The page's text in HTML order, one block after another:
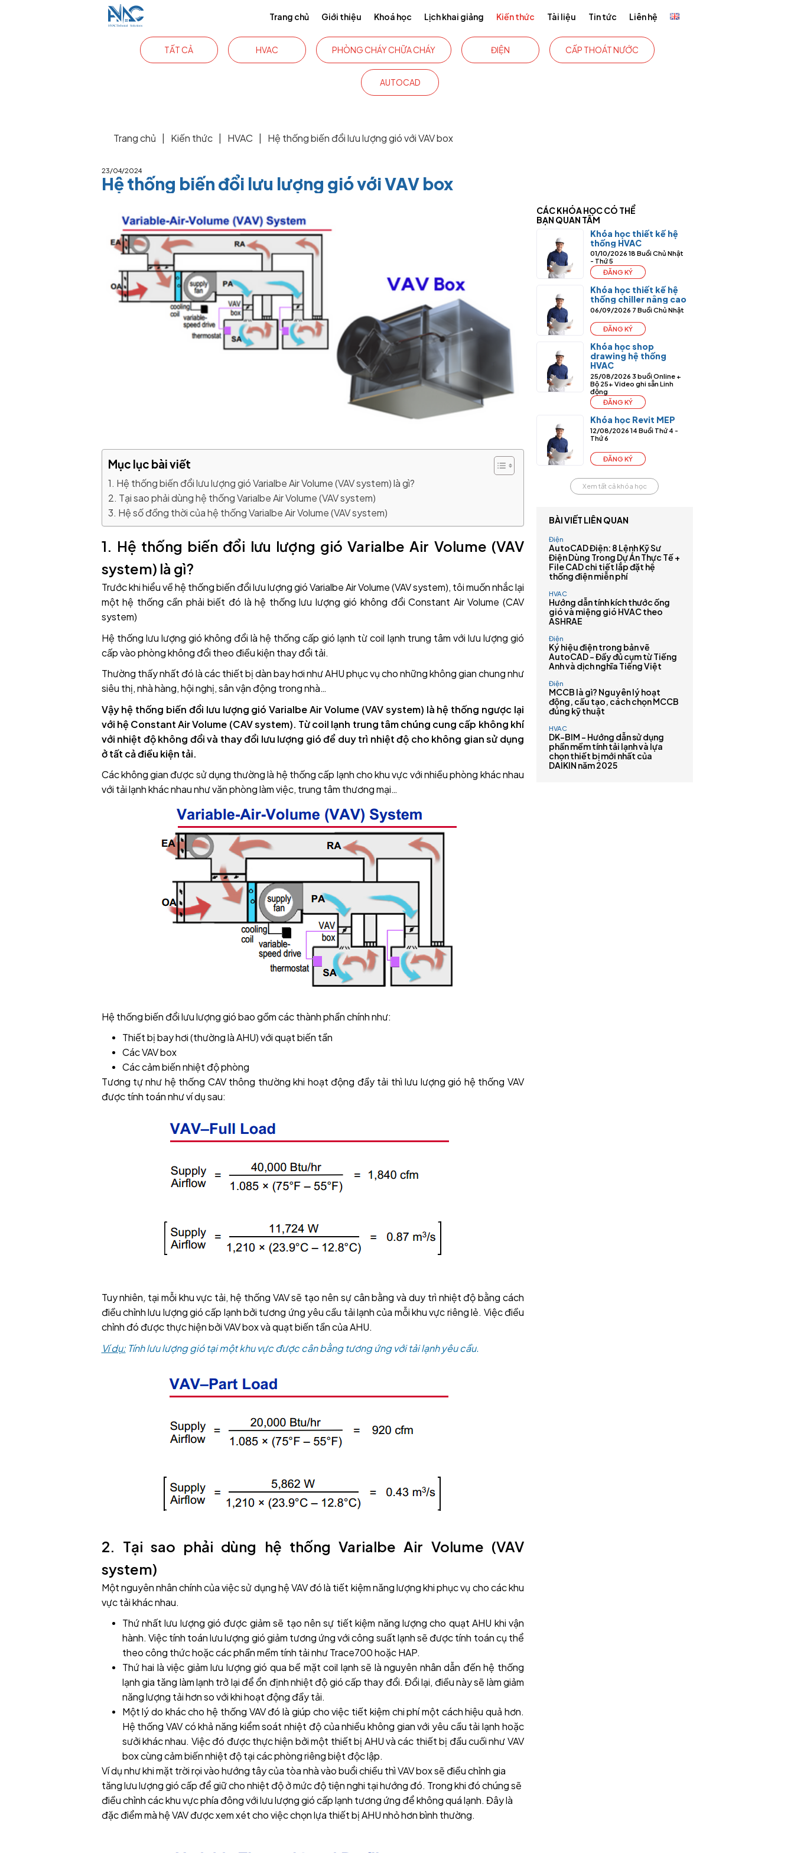
Trang chủ Giới thiệu Khoá học Lịch khai giảng Kiến thức Tài liệu Tin tức Liên hệ
TẤT CẢ HVAC PHÒNG CHÁY CHỮA CHÁY ĐIỆN CẤP THOÁT NƯỚC
AUTOCAD
Trang chủ | Kiến thức | HVAC | Hệ thống biến đổi lưu lượng gió với VAV box
23/04/2024
Hệ thống biến đổi lưu lượng gió với VAV box
Mục lục bài viết
1. Hệ thống biến đổi lưu lượng gió Varialbe Air Volume (VAV system) là gì?
2. Tại sao phải dùng hệ thống Varialbe Air Volume (VAV system)
3. Hệ số đồng thời của hệ thống Varialbe Air Volume (VAV system)
1. Hệ thống biến đổi lưu lượng gió Varialbe Air Volume (VAV
system) là gì?
Trước khi hiểu về hệ thống biến đổi lưu lượng gió Varialbe Air Volume (VAV system), tôi muốn nhắc lại
một hệ thống cần phải biết đó là hệ thống lưu lượng gió không đổi Constant Air Volume (CAV
system)
Hệ thống lưu lượng gió không đổi là hệ thống cấp gió lạnh từ coil lạnh trung tâm với lưu lượng gió
cấp vào phòng không đổi theo điều kiện thay đổi tải.
Thường thấy nhất đó là các thiết bị dàn bay hơi như AHU phục vụ cho những không gian chung như
siêu thị, nhà hàng, hội nghị, sân vận động trong nhà…
Vậy hệ thống biến đổi lưu lượng gió Varialbe Air Volume (VAV system) là hệ thống ngược lại
với hệ Constant Air Volume (CAV system). Từ coil lạnh trung tâm chúng cung cấp không khí
với nhiệt độ không đổi và thay đổi lưu lượng gió để duy trì nhiệt độ cho không gian sử dụng
ở tất cả điều kiện tải.
Các không gian được sử dụng thường là hệ thống cấp lạnh cho khu vực với nhiều phòng khác nhau
với tải lạnh khác nhau như văn phòng làm việc, trung tâm thương mại…
Hệ thống biến đổi lưu lượng gió bao gồm các thành phần chính như:
Thiết bị bay hơi (thường là AHU) với quạt biến tần
Các VAV box
Các cảm biến nhiệt độ phòng
Tương tự như hệ thống CAV thông thường khi hoạt động đầy tải thì lưu lượng gió hệ thống VAV
được tính toán như ví dụ sau:
Tuy nhiên, tại mỗi khu vực tải, hệ thống VAV sẽ tạo nên sự cân bằng và duy trì nhiệt độ bằng cách
điều chỉnh lưu lượng gió cấp lạnh bởi tương ứng yêu cầu tải lạnh của mỗi khu vực riêng lẻ. Việc điều
chỉnh đó được thực hiện bởi VAV box và quạt biến tần của AHU.
Ví dụ:Tính lưu lượng gió tại một khu vực được cân bằng tương ứng với tải lạnh yêu cầu.
2. Tại sao phải dùng hệ thống Varialbe Air Volume (VAV
system)
Một nguyên nhân chính của việc sử dụng hệ VAV đó là tiết kiệm năng lượng khi phục vụ cho các khu
vực tải khác nhau.
Thứ nhất lưu lượng gió được giảm sẽ tạo nên sự tiết kiệm năng lượng cho quạt AHU khi vận
hành. Việc tính toán lưu lượng gió giảm tương ứng với công suất lạnh sẽ được tính toán cụ thể
theo công thức hoặc các phần mềm tính tải như Trace700 hoặc HAP.
Thứ hai là việc giảm lưu lượng gió qua bề mặt coil lạnh sẽ là nguyên nhân dẫn đến hệ thống
lạnh gia tăng làm lạnh trở lại để ổn định nhiệt độ gió cấp thay đổi. Đổi lại, điều này sẽ làm giảm
năng lượng tải hơn so với khi hoạt động đầy tải.
Một lý do khác cho hệ thống VAV đó là giúp cho việc tiết kiệm chi phí một cách hiệu quả hơn.
Hệ thống VAV có khả năng kiểm soát nhiệt độ của nhiều không gian với yêu cầu tải lạnh hoặc
sưởi khác nhau. Việc đó được thực hiện bởi một thiết bị AHU và các thiết bị đầu cuối như VAV
box cùng cảm biến nhiệt độ tại các phòng riêng biệt độc lập.
Ví dụ như khi mặt trời rọi vào hướng tây của tòa nhà vào buổi chiều thì VAV box sẽ điều chỉnh gia
tăng lưu lượng gió cấp để giữ cho nhiệt độ ở mức độ tiện nghi tại hướng đó. Trong khi đó chúng sẽ
điều chỉnh các khu vực phía đông với lưu lượng gió cấp lạnh tương ứng để không quá lạnh. Đây là
đặc điểm mà hệ VAV được xem xét cho việc chọn lựa thiết bị AHU nhỏ hơn bình thường.
CÁC KHÓA HỌC CÓ THỂ
BẠN QUAN TÂM
Khóa học thiết kế hệ
thống HVAC
01/10/2026 18 Buổi Chủ Nhật
- Thứ 5
ĐĂNG KÝ
Khóa học thiết kế hệ
thống chiller nâng cao
06/09/2026 7 Buổi Chủ Nhật
ĐĂNG KÝ
Khóa học shop
drawing hệ thống
HVAC
25/08/2026 3 buổi Online +
Bộ 25+ Video ghi sẵn Linh
động
ĐĂNG KÝ
Khóa học Revit MEP
12/08/2026 14 Buổi Thứ 4 -
Thứ 6
ĐĂNG KÝ
Xem tất cả khóa học
BÀI VIẾT LIÊN QUAN
Điện
AutoCAD Điện: 8 Lệnh Kỹ Sư
Điện Dùng Trong Dự Án Thực Tế +
File CAD chi tiết lắp đặt hệ
thống điện miễn phí
HVAC
Hướng dẫn tính kích thước ống
gió và miệng gió HVAC theo
ASHRAE
Điện
Ký hiệu điện trong bản vẽ
AutoCAD – Đầy đủ cụm từ Tiếng
Anh và dịch nghĩa Tiếng Việt
Điện
MCCB là gì? Nguyên lý hoạt
động, cấu tạo, cách chọn MCCB
đúng kỹ thuật
HVAC
DK-BIM – Hướng dẫn sử dụng
phần mềm tính tải lạnh và lựa
chọn thiết bị mới nhất của
DAIKIN năm 2025